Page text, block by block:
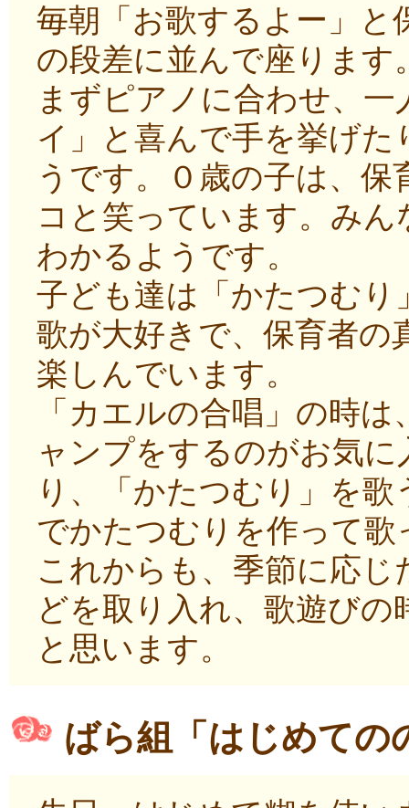
毎朝「お歌するよー」と
の段差に並んで座ります
まずピアノに合わせ、
イ」と喜んで手を挙げ
うです。０歳の子は、
コと笑っています。み
わかるようです。
子ども達は「かたつむ
歌が大好きで、保育者の
楽しんでいます。
「カエルの合唱」の時
ャンプをするのがお気
り、「かたつむり」を
でかたつむりを作って歌
これからも、季節に応
どを取り入れ、歌遊び
と思います。
ばら組「はじめての